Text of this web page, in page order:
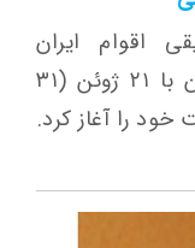
اقوام ایران
باشکوه» به‌صورت رسمی و همزمان با ۲۱ ژوئن (۳۱
را آغاز کرد.